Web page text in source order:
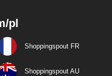
pl
Shoppingspout FR
Shoppingspout AU